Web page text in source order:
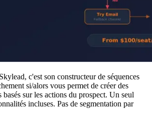
c'est son constructeur de séquences
si/alors vous permet de créer des
sur les actions du prospect. Un seul
incluses. Pas de segmentation par